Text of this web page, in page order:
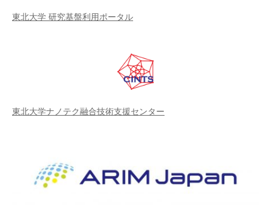
東北大学 研究基盤利用ポータル
東北大学ナノテク融合技術支援センター